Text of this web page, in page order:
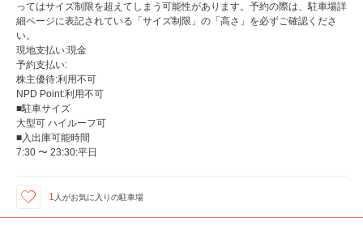
ってはサイズ制限を超えてしまう可能性があります。予約の際は、駐車場詳
細ページに表記されている「サイズ制限」の「高さ」を必ずご確認くださ
い。
現地支払い:現金
予約支払い:
株主優待:利用不可
NPD Point:利用不可
■駐車サイズ
大型可 ハイルーフ可
■入出庫可能時間
7:30 〜 23:30:平日
1 人がお気に入りの駐車場